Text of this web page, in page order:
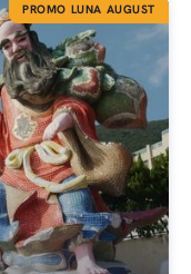
PROMO LUNA AUGUST